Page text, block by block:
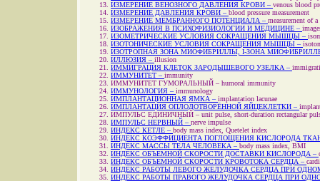
ИЗМЕРЕНИЕ ВЕНОЗНОГО ДАВЛЕНИЯ КРОВИ – venous blood
ИЗМЕРЕНИЕ ДАВЛЕНИЯ КРОВИ – blood pressure measurement
ИЗМЕРЕНИЕ МЕМБРАННОГО ПОТЕНЦИАЛА – measurement of
ИЗОБРАЖЕНИЯ В ПСИХОФИЗИОЛОГИИ И МЕДИЦИНЕ –
ИЗОМЕТРИЧЕСКИЕ УСЛОВИЯ СОКРАЩЕНИЯ МЫШЦЫ –
ИЗОТОНИЧЕСКИЕ УСЛОВИЯ СОКРАЩЕНИЯ МЫШЦЫ –
ИЗОТРОПНАЯ ЗОНА МИОФИБРИЛЛЫ, I-ЗОНА
ИЛЛЮЗИЯ – illusion
ИММИГРАЦИЯ КЛЕТОК ЗАРОДЫШЕВОГО УЗЕЛКА –
ИММУНИТЕТ – immunity
ИММУНИТЕТ ГУМОРАЛЬНЫЙ – humoral immunity
ИММУНОЛОГИЯ – immunology
ИМПЛАНТАЦИОННАЯ ЯМКА – implantation lacunae
ИМПЛАНТАЦИЯ ОПЛОДОТВОРЁННОЙ ЯЙЦЕКЛЕТКИ –
ИМПУЛЬС ЕДИНИЧНЫЙ – unit pulse, short-duration rectangular
ИМПУЛЬС НЕРВНЫЙ – nerve impulse
ИНДЕКС КЕТЛЕ – body mass index, Quetelet index
ИНДЕКС КОЭФФИЦИЕНТА ПОГЛОЩЕНИЯ КИСЛОРОДА
ИНДЕКС МАССЫ ТЕЛА ЧЕЛОВЕКА – body mass index, BMI
ИНДЕКС ОБЪЕМНОЙ СКОРОСТИ ДОСТАВКИ КИСЛОРОДА –
ИНДЕКС ОБЪЕМНОЙ СКОРОСТИ КРОВОТОКА СЕРДЦА –
ИНДЕКС РАБОТЫ ЛЕВОГО ЖЕЛУДОЧКА СЕРДЦА ПРИ
ИНДЕКС РАБОТЫ ПРАВОГО ЖЕЛУДОЧКА СЕРДЦА ПРИ